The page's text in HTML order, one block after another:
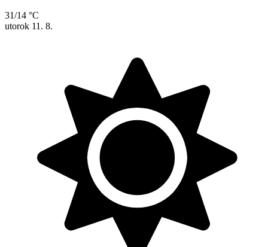
31/14 °C
utorok 11. 8.